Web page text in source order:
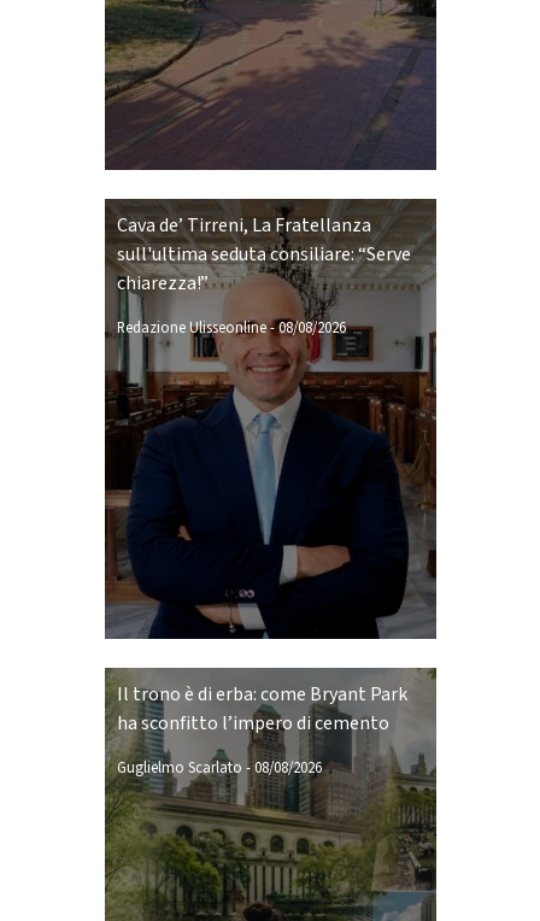
Cava de’ Tirreni, La Fratellanza
sull'ultima seduta consiliare: “Serve
chiarezza!”
Redazione Ulisseonline-08/08/2026
Il trono è di erba: come Bryant Park
ha sconfitto l’impero di cemento
Guglielmo Scarlato -08/08/2026